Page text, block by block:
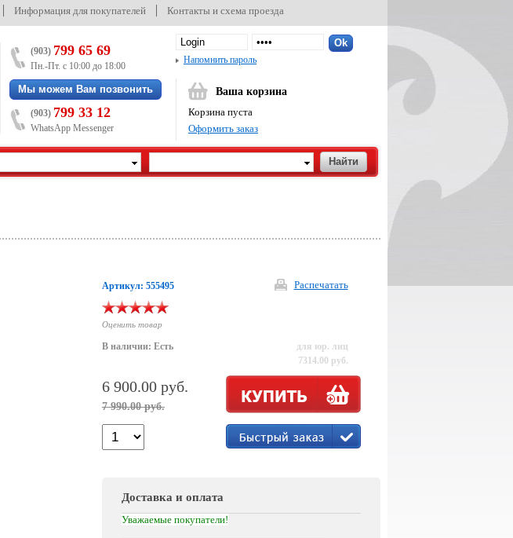
Информация для покупателей Контакты и схема проезда
(903) 799 65 69
Пн.-Пт. с 10:00 до 18:00
Мы можем Вам позвонить
(903) 799 33 12
WhatsApp Messenger
Напомнить пароль
Ваша корзина
Корзина пуста
Оформить заказ
Артикул: 555495 Распечатать
Оценить товар
В наличии: Есть
для юр. лиц
7314.00 руб.
6 900.00 руб.
7 990.00 руб.
Доставка и оплата
Уважаемые покупатели!